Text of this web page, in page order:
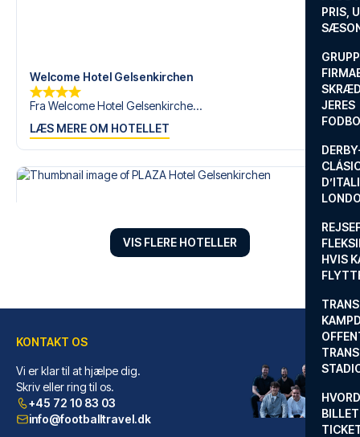
PRIS,
JERES
HVIS
Welcome Hotel Gelsenkirchen
Fra Welcome Hotel Gelsenkirche...
LÆS MERE OM HOTELLET
PLAZA Hotel Gelsenkirchen
Fra PLAZA Hotel Gelsenkirchen ...
LÆS MERE OM HOTELLET
VIS FLERE HOTELLER
KONTAKT OS
Vi er klar til at hjælpe dig.
Skriv eller ring til os.
+45 72 10 83 03
info@footballtravel.dk